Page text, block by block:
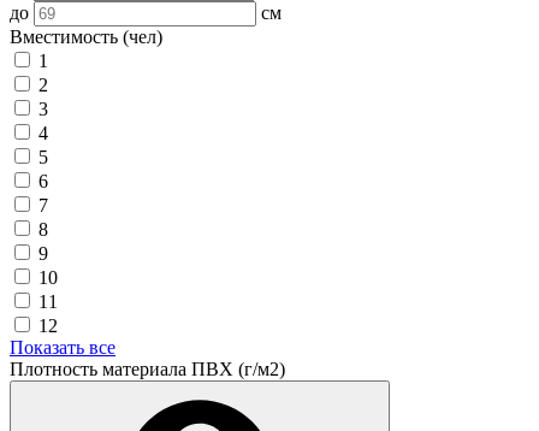
до
см
Вместимость (чел)
1
2
3
4
5
6
7
8
9
10
11
12
Показать все
Плотность материала ПВХ (г/м2)